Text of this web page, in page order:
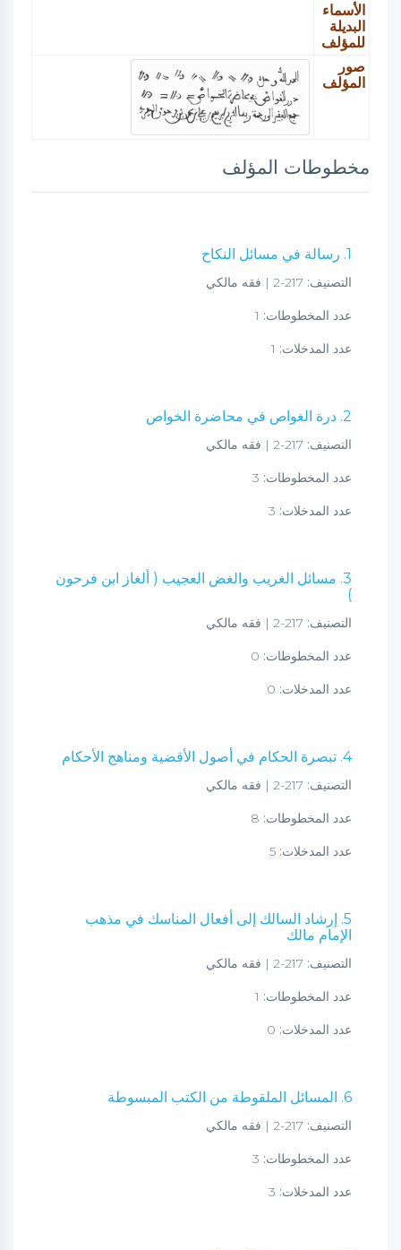
الأسماء
البديلة
للمؤلف
صور
المؤلف
مخطوطات المؤلف
1. رسالة في مسائل النكاح
التصنيف:
عدد المخطوطات:
عدد المدخلات:
2. درة الغواص في محاضرة الخواص
التصنيف:
عدد المخطوطات:
عدد المدخلات:
3. مسائل الغريب والغض العجيب ( ألغاز ابن فرحون
)
التصنيف:
عدد المخطوطات:
عدد المدخلات:
4. تبصرة الحكام في أصول الأقضية ومناهج الأحكام
التصنيف:
عدد المخطوطات:
عدد المدخلات:
5. إرشاد السالك إلى أفعال المناسك في مذهب
الإمام مالك
التصنيف:
عدد المخطوطات:
عدد المدخلات:
6. المسائل الملقوطة من الكتب المبسوطة
التصنيف:
عدد المخطوطات:
عدد المدخلات: